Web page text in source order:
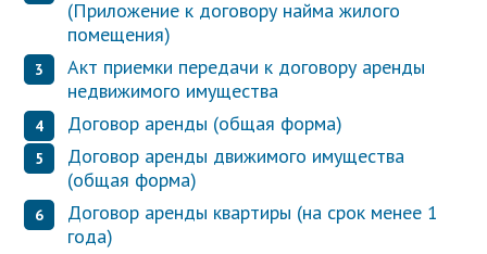
(Приложение к договору найма жилого
помещения)
Акт приемки передачи к договору аренды
недвижимого имущества
Договор аренды (общая форма)
Договор аренды движимого имущества
(общая форма)
Договор аренды квартиры (на срок менее 1
года)